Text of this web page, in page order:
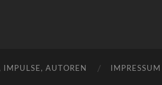
IMPULSE, AUTOREN IMPRESSUM